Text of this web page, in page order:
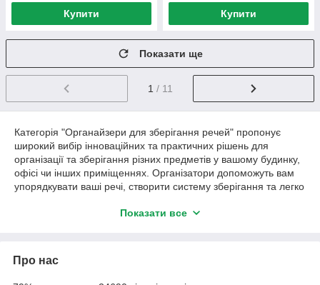
Купити Купити
Показати ще
1 / 11
Категорія "Органайзери для зберігання речей" пропонує
широкий вибір інноваційних та практичних рішень для
організації та зберігання різних предметів у вашому будинку,
офісі чи інших приміщеннях. Організатори допоможуть вам
упорядкувати ваші речі, створити систему зберігання та легко
Органайзери для речей: Наш органайзер для одягу
включаючи полиці, ящики, вішалки та сумки-органайзери. Ви
Показати все
Про нас